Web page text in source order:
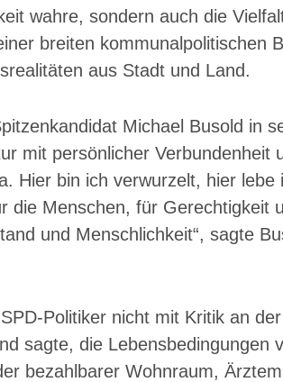
wahre, sondern auch die
breiten kommunalpolitischen
aus Stadt und Land.
Michael Busold in
mit persönlicher Verbundenheit
Hier bin ich verwurzelt, hier
die Menschen, für Gerechtigkeit
und Menschlichkeit“, sagte
Politiker nicht mit Kritik an
sagte, die Lebensbedingungen
bezahlbarer Wohnraum,